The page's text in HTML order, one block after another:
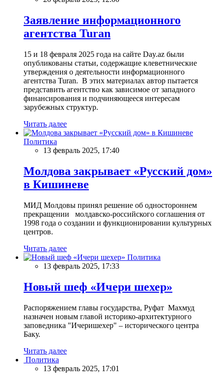
Заявление информационного
агентства Turan
15 и 18 февраля 2025 года на сайте Day.az были
опубликованы статьи, содержащие клеветнические
утверждения о деятельности информационного
агентства Turan. В этих материалах автор пытается
представить агентство как зависимое от западного
финансирования и подчиняющееся интересам
зарубежных структур.
Читать далее
Политика
13 февраль 2025, 17:40
Молдова закрывает «Русский дом»
в Кишиневе
МИД Молдовы принял решение об одностороннем
прекращении молдавско-российского соглашения от
1998 года о создании и функционировании культурных
центров.
Читать далее
Политика
13 февраль 2025, 17:33
Новый шеф «Ичери шехер»
Распоряжением главы государства, Руфат Махмуд
назначен новым главой историко-архитектурного
заповедника "Ичеришехер" – исторического центра
Баку.
Читать далее
Политика
13 февраль 2025, 17:01